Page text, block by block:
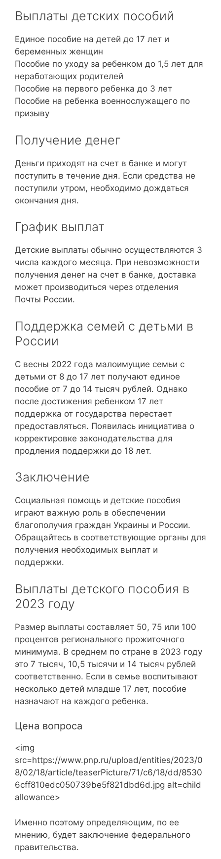
Выплаты детских пособий
Единое пособие на детей до 17 лет и
беременных женщин
Пособие по уходу за ребенком до 1,5 лет для
неработающих родителей
Пособие на первого ребенка до 3 лет
Пособие на ребенка военнослужащего по
призыву
Получение денег
Деньги приходят на счет в банке и могут
поступить в течение дня. Если средства не
поступили утром, необходимо дождаться
окончания дня.
График выплат
Детские выплаты обычно осуществляются 3
числа каждого месяца. При невозможности
получения денег на счет в банке, доставка
может производиться через отделения
Почты России.
Поддержка семей с детьми в
России
С весны 2022 года малоимущие семьи с
детьми от 8 до 17 лет получают единое
пособие от 7 до 14 тысяч рублей. Однако
после достижения ребенком 17 лет
поддержка от государства перестает
предоставляться. Появилась инициатива о
корректировке законодательства для
продления поддержки до 18 лет.
Заключение
Социальная помощь и детские пособия
играют важную роль в обеспечении
благополучия граждан Украины и России.
Обращайтесь в соответствующие органы для
получения необходимых выплат и
поддержки.
Выплаты детского пособия в
2023 году
Размер выплаты составляет 50, 75 или 100
процентов регионального прожиточного
минимума. В среднем по стране в 2023 году
это 7 тысяч, 10,5 тысячи и 14 тысяч рублей
соответственно. Если в семье воспитывают
несколько детей младше 17 лет, пособие
назначают на каждого ребенка.
Цена вопроса
<img
src=https://www.pnp.ru/upload/entities/2023/0
8/02/18/article/teaserPicture/71/c6/18/dd/8530
6cff810edc050739be5f821dbd6d.jpg alt=child
allowance>
Именно поэтому определяющим, по ее
мнению, будет заключение федерального
правительства.